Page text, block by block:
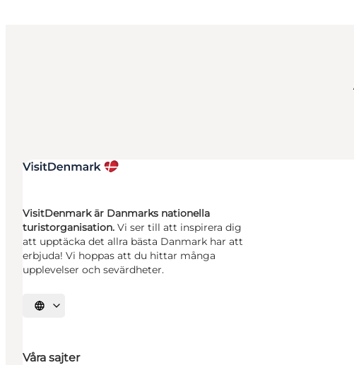
VisitDenmark är Danmarks nationella
turistorganisation. Vi ser till att inspirera dig
att upptäcka det allra bästa Danmark har att
erbjuda! Vi hoppas att du hittar många
upplevelser och sevärdheter.
Välj språk
Våra sajter